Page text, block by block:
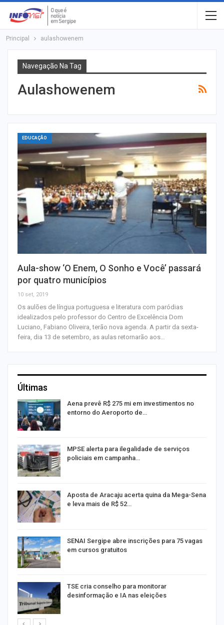
Principal aulashowenem
Navegação Na Tag
Aulashowenem
EDUCAÇÃO
Aula-show ‘O Enem, O Sonho e Você’ passará
por quatro municípios
10 set, 2019
Os aulões de língua portuguesa e literatura com paródias
idealizados pelo professor do Centro de Excelência Dom
Luciano, Fabiano Oliveira, terão nova agenda. A partir da sexta-
feira, dia 13 de setembro, as aulas retornarão aos…
Últimas
Aena prevê R$ 275 mi em investimentos no
entorno do Aeroporto de…
MPSE alerta para ilegalidade de serviços
policiais em campanha…
Aposta de Aracaju acerta quina da Mega-Sena
e leva mais de R$ 52…
SENAI Sergipe abre inscrições para 75 vagas
em cursos gratuitos
TSE cria conselho para monitorar
desinformação e IA nas eleições